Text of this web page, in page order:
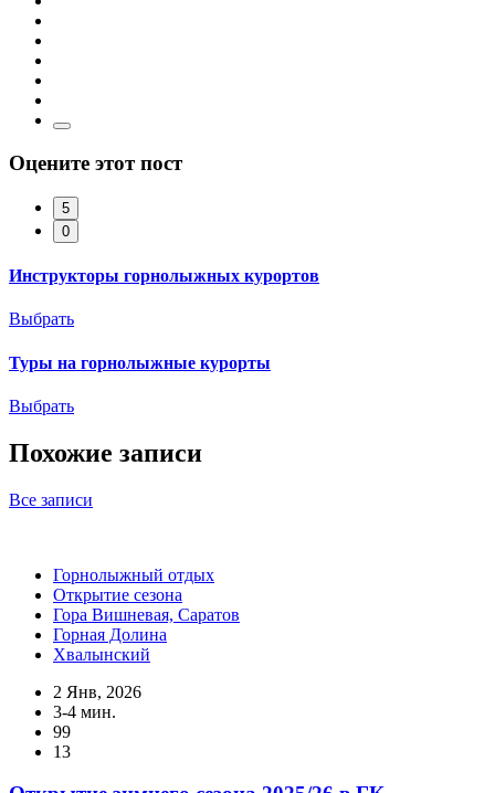
Оцените этот пост
5
0
Инструкторы горнолыжных курортов
Выбрать
Туры на горнолыжные курорты
Выбрать
Похожие записи
Все записи
Горнолыжный отдых
Открытие сезона
Гора Вишневая, Саратов
Горная Долина
Хвалынский
2 Янв, 2026
3-4 мин.
99
13